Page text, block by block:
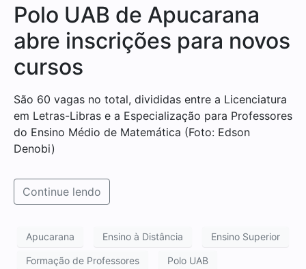
Polo UAB de Apucarana
abre inscrições para novos
cursos
São 60 vagas no total, divididas entre a Licenciatura
em Letras-Libras e a Especialização para Professores
do Ensino Médio de Matemática (Foto: Edson
Denobi)
Continue lendo
Apucarana Ensino à Distância Ensino Superior
Formação de Professores Polo UAB